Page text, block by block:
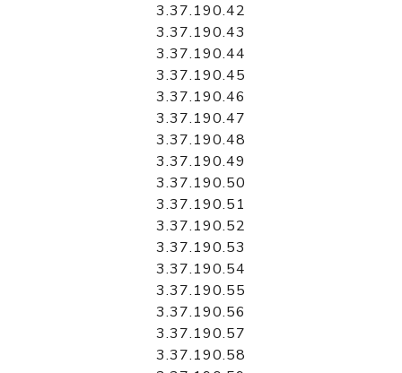
3.37.190.42
3.37.190.43
3.37.190.44
3.37.190.45
3.37.190.46
3.37.190.47
3.37.190.48
3.37.190.49
3.37.190.50
3.37.190.51
3.37.190.52
3.37.190.53
3.37.190.54
3.37.190.55
3.37.190.56
3.37.190.57
3.37.190.58